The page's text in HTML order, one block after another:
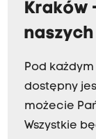
Kraków
naszych
Pod
dostępny
możecie
Wszystkie